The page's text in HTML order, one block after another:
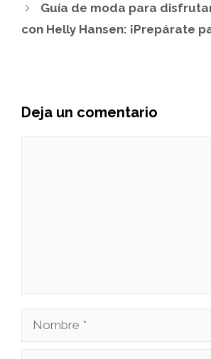
Guía de moda para
con Helly Hansen: ¡Prepárate
Deja un comentario
Nombre